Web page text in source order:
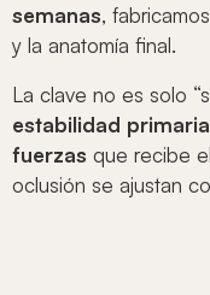
semanas,
y la anatomía final.
La clave no es solo
estabilidad primaria
fuerzas que recibe
oclusión se ajustan